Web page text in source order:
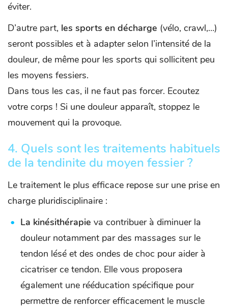
éviter.
D’autre part, les sports en décharge (vélo, crawl,…)
seront possibles et à adapter selon l’intensité de la
douleur, de même pour les sports qui sollicitent peu
les moyens fessiers.
Dans tous les cas, il ne faut pas forcer. Ecoutez
votre corps ! Si une douleur apparaît, stoppez le
mouvement qui la provoque.
4. Quels sont les traitements habituels
de la tendinite du moyen fessier ?
Le traitement le plus efficace repose sur une prise en
charge pluridisciplinaire :
La kinésithérapie va contribuer à diminuer la
douleur notamment par des massages sur le
tendon lésé et des ondes de choc pour aider à
cicatriser ce tendon. Elle vous proposera
également une rééducation spécifique pour
permettre de renforcer efficacement le muscle